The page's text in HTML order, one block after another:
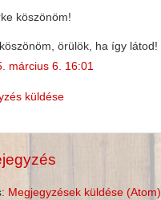
köszönöm!
örülök, ha így látod!
március 6. 16:01
küldése
Megjegyzések küldése (Atom)